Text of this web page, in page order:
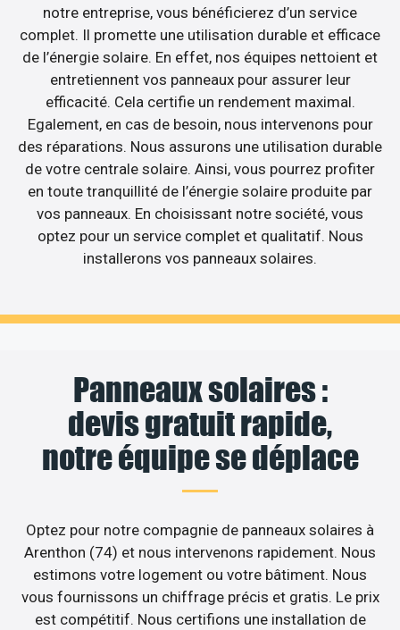
notre entreprise, vous bénéficierez d’un service
complet. Il promette une utilisation durable et efficace
de l’énergie solaire. En effet, nos équipes nettoient et
entretiennent vos panneaux pour assurer leur
efficacité. Cela certifie un rendement maximal.
Egalement, en cas de besoin, nous intervenons pour
des réparations. Nous assurons une utilisation durable
de votre centrale solaire. Ainsi, vous pourrez profiter
en toute tranquillité de l’énergie solaire produite par
vos panneaux. En choisissant notre société, vous
optez pour un service complet et qualitatif. Nous
installerons vos panneaux solaires.
Panneaux solaires :
devis gratuit rapide,
notre équipe se déplace
Optez pour notre compagnie de panneaux solaires à
Arenthon (74) et nous intervenons rapidement. Nous
estimons votre logement ou votre bâtiment. Nous
vous fournissons un chiffrage précis et gratis. Le prix
est compétitif. Nous certifions une installation de